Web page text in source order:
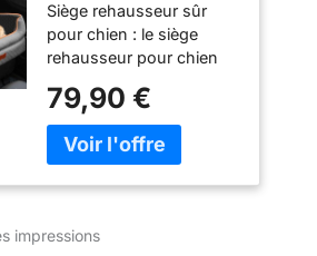
Siège rehausseur
en mousse à
mémoire de forme
pour chiens de
moins de 25 kg ou
2 petits chiens – Lit
de voyage amovible
Siège rehausseur sûr
pour chien : le siège
rehausseur pour chien
à fourrure à la hauteur
parfaite pour une
meilleure vue à l'extérieur
voiture. La laisse réglable
79,90 €
impressions